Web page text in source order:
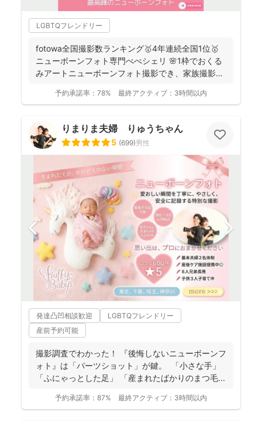
LGBTQフレンドリー
fotowa全国撮影数ランキング🥇4年連続全国1位🥇
ニューボーンフォト専門べべシェリ 🌸1枠でおくる
みアートニューボーンフォト撮影でき、家族撮影お
予約承諾率： 78% 最終アクティブ： 3時間以内
りまりま夫婦 りゅうちゃん
5 (699)男性
発達凸凹相談歓迎
LGBTQフレンドリー
産前予約可能
撮影調査でわかった！ 『後悔しないニューボーンフ
ォト』は「パーツショット」が鍵。 「小さな手」
「ふにゃっとした足」 「産まれたばかりのまつ毛...
予約承諾率： 87% 最終アクティブ： 3時間以内